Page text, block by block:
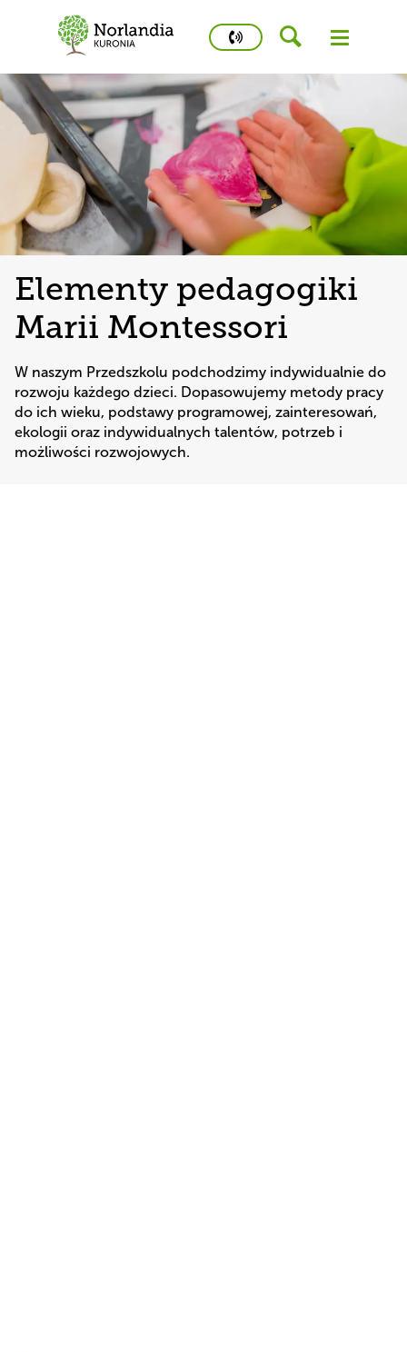
phone
975
486
Kidstime
Elementy pedagogiki
Marii Montessori
W naszym Przedszkolu podchodzimy indywidualnie do
rozwoju każdego dzieci. Dopasowujemy metody pracy
do ich wieku, podstawy programowej, zainteresowań,
ekologii oraz indywidualnych talentów, potrzeb i
możliwości rozwojowych.